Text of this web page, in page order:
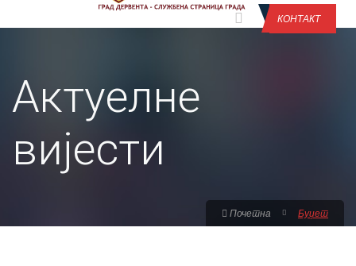
КОНТАКТ
Актуелне
вијести
Почетна Буџет